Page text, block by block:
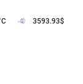
3593.93$